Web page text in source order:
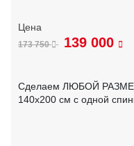
173 750 139 000
Сделаем ЛЮБОЙ
140х200 см с одной